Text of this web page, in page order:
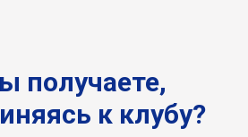
получаете,
к клубу?